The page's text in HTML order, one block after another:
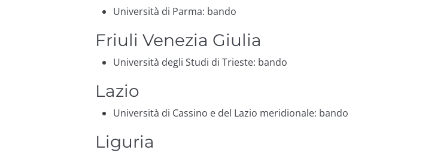
Università di Parma: bando
Friuli Venezia Giulia
Università degli Studi di Trieste: bando
Lazio
Università di Cassino e del Lazio meridionale: bando
Liguria